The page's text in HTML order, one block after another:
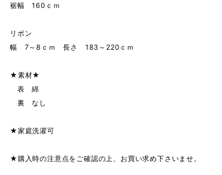
裾幅 160ｃｍ
リボン
幅 7～8ｃｍ 長さ 183～220ｃｍ
★素材★
表 綿
裏 なし
★家庭洗濯可
★購入時の注意点をご確認の上、お買い求め下さいませ。